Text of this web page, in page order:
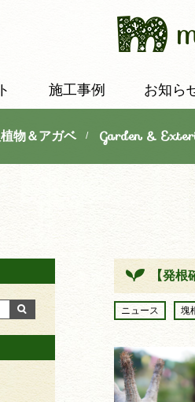
施工事例 お知ら
物＆アガベ/Garden &
【発
ニュース 塊